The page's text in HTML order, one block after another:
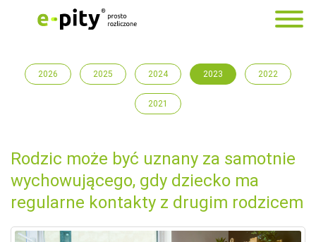
2026 2025 2024 2023 2022
2021
Rodzic może być uznany za samotnie
wychowującego, gdy dziecko ma
regularne kontakty z drugim rodzicem